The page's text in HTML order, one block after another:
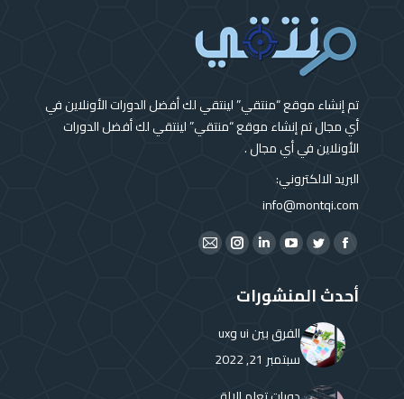
تم إنشاء موقع “منتقي” لينتقي لك أفضل الدورات الأونلاين في
أي مجال تم إنشاء موقع “منتقي” لينتقي لك أفضل الدورات
الأونلاين في أي مجال .
البريد الالكتروني:
info@montqi.com
Find us on:
Facebook
opens
in
new
window
Twitter
opens
in
new
window
YouTube
opens
new
window
Linkedin
opens
new
window
Instagram
opens
new
window
Mail
أحدث المنشورات
الفرق بين ui وux
سبتمبر 21, 2022